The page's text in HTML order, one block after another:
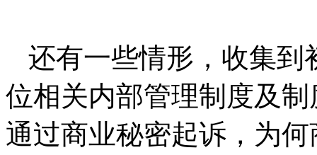
还有一些情形，收集到
位相关内部管理制度及
通过商业秘密起诉，为